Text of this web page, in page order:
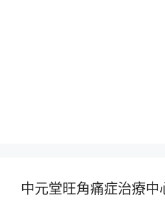
中元堂旺角痛症治療中